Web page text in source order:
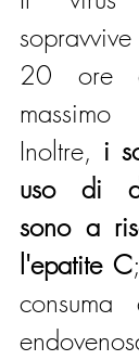
20 ore
massimo
Inoltre, i
uso di
sono a
l'epatite C